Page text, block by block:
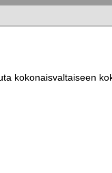
kokonaisvaltaiseen